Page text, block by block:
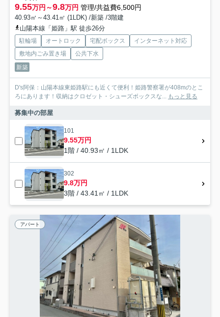
9.55万円～9.8万円 管理/共益費6,500円
40.93㎡～43.41㎡ (1LDK) /新築 /3階建
山陽本線「姫路」駅 徒歩26分
駐輪場 オートロック 宅配ボックス
インターネット対応
敷地内ごみ置き場
公共下水
新築
D's阿保：山陽本線東姫路駅にも近くて便利！姫路警察署が408mのとこ
ろにあります！収納はクロゼット・シューズボックスな... もっと見る
募集中の部屋
101
9.55万円
1階 / 40.93㎡ / 1LDK
302
9.8万円
3階 / 43.41㎡ / 1LDK
アパート